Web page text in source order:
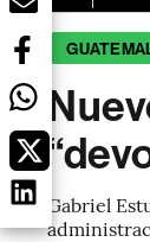
Gabriel